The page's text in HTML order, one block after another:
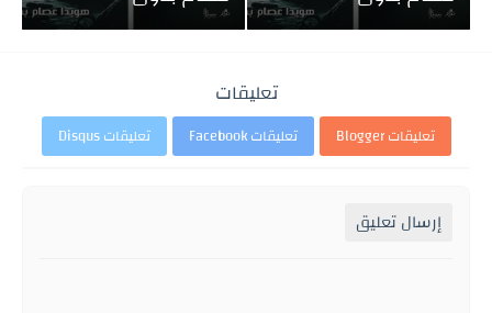
تعليقات
تعليقات Blogger تعليقات Facebook تعليقات Disqus
إرسال تعليق